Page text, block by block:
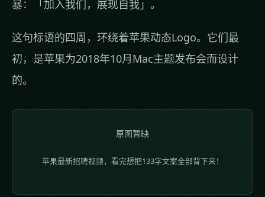
暴：「加入我们，展现自我」。
这句标语的四周，环绕着苹果动态Logo。它们最
初，是苹果为2018年10月Mac主题发布会而设计
的。
原图暂缺
苹果最新招聘视频，看完想把133字文案全部背下来！